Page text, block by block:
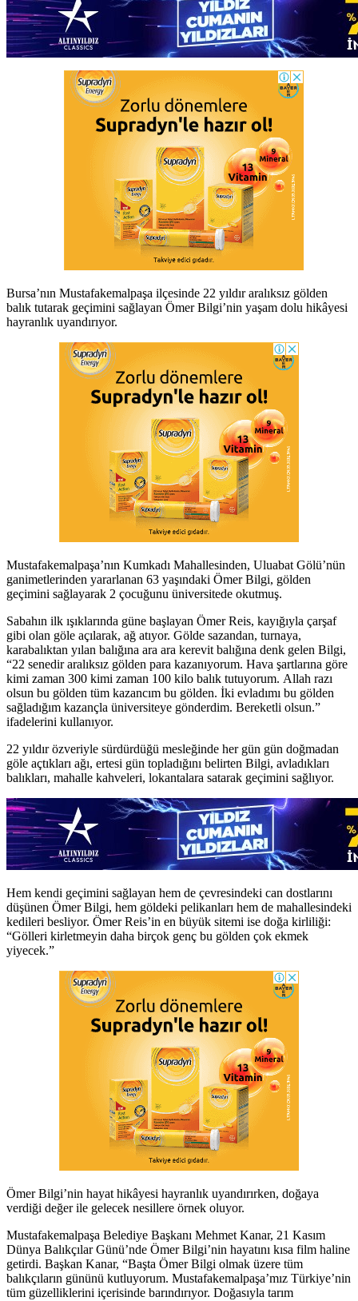
Bursa’nın Mustafakemalpaşa ilçesinde 22 yıldır aralıksız gölden
balık tutarak geçimini sağlayan Ömer Bilgi’nin yaşam dolu hikâyesi
hayranlık uyandırıyor.
Mustafakemalpaşa’nın Kumkadı Mahallesinden, Uluabat Gölü’nün
ganimetlerinden yararlanan 63 yaşındaki Ömer Bilgi, gölden
geçimini sağlayarak 2 çocuğunu üniversitede okutmuş.
Sabahın ilk ışıklarında güne başlayan Ömer Reis, kayığıyla çarşaf
gibi olan göle açılarak, ağ atıyor. Gölde sazandan, turnaya,
karabalıktan yılan balığına ara ara kerevit balığına denk gelen Bilgi,
“22 senedir aralıksız gölden para kazanıyorum. Hava şartlarına göre
kimi zaman 300 kimi zaman 100 kilo balık tutuyorum. Allah razı
olsun bu gölden tüm kazancım bu gölden. İki evladımı bu gölden
sağladığım kazançla üniversiteye gönderdim. Bereketli olsun.”
ifadelerini kullanıyor.
22 yıldır özveriyle sürdürdüğü mesleğinde her gün gün doğmadan
göle açtıkları ağı, ertesi gün topladığını belirten Bilgi, avladıkları
balıkları, mahalle kahveleri, lokantalara satarak geçimini sağlıyor.
Hem kendi geçimini sağlayan hem de çevresindeki can dostlarını
düşünen Ömer Bilgi, hem göldeki pelikanları hem de mahallesindeki
kedileri besliyor. Ömer Reis’in en büyük sitemi ise doğa kirliliği:
“Gölleri kirletmeyin daha birçok genç bu gölden çok ekmek
yiyecek.”
Ömer Bilgi’nin hayat hikâyesi hayranlık uyandırırken, doğaya
verdiği değer ile gelecek nesillere örnek oluyor.
Mustafakemalpaşa Belediye Başkanı Mehmet Kanar, 21 Kasım
Dünya Balıkçılar Günü’nde Ömer Bilgi’nin hayatını kısa film haline
getirdi. Başkan Kanar, “Başta Ömer Bilgi olmak üzere tüm
balıkçıların gününü kutluyorum. Mustafakemalpaşa’mız Türkiye’nin
tüm güzelliklerini içerisinde barındırıyor. Doğasıyla tarım